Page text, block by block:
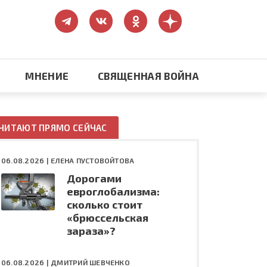
Конфликт на Украине
МНЕНИЕ СВЯЩЕННАЯ ВОЙНА
ПРЯМО СЕЙЧАС
06.08.2026 | ЕЛЕНА ПУСТОВОЙТОВА
Дорогами
евроглобализма:
сколько стоит
«брюссельская
зараза»?
06.08.2026 | ДМИТРИЙ ШЕВЧЕНКО